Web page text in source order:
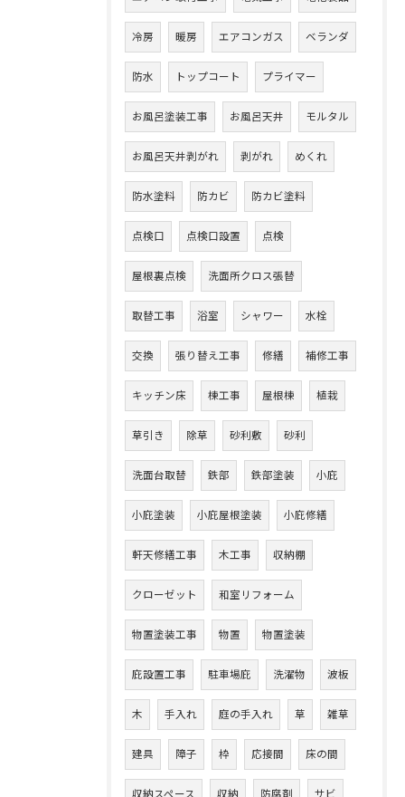
冷房 暖房 エアコンガス ベランダ
防水 トップコート プライマー
お風呂塗装工事 お風呂天井 モルタル
お風呂天井剥がれ 剥がれ めくれ
防水塗料 防カビ 防カビ塗料
点検口 点検口設置 点検
屋根裏点検 洗面所クロス張替
取替工事 浴室 シャワー 水栓
交換 張り替え工事 修繕 補修工事
キッチン床 棟工事 屋根棟 植栽
草引き 除草 砂利敷 砂利
洗面台取替 鉄部 鉄部塗装 小庇
小庇塗装 小庇屋根塗装 小庇修繕
軒天修繕工事 木工事 収納棚
クローゼット 和室リフォーム
物置塗装工事 物置 物置塗装
庇設置工事 駐車場庇 洗濯物 波板
木 手入れ 庭の手入れ 草 雑草
建具 障子 枠 応接間 床の間
収納スペース 収納 防腐剤 サビ